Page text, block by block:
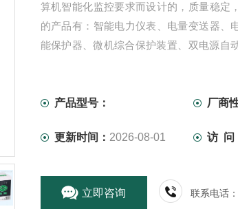
算机智能化监控要求而设计的，质量稳定
的产品有：智能电力仪表、电量变送器、
能保护器、微机综合保护装置、双电源自
产品型号：
厂商
更新时间： 2026-08-01 访 问
立即咨询 联系电话：